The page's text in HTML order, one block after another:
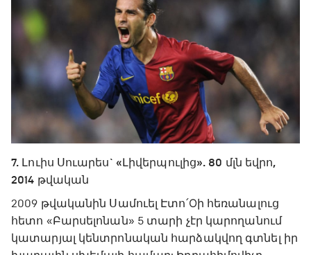
7. Լուիս Սուարես` «Լիվերպուլից». 80 մլն եվրո,
2014 թվական
2009 թվականին Սամուել Էտո՛Оի հեռանալուց
հետո «Բարսելոնան» 5 տարի չէր կարողանում
կատարյալ կենտրոնական հարձակվող գտնել իր